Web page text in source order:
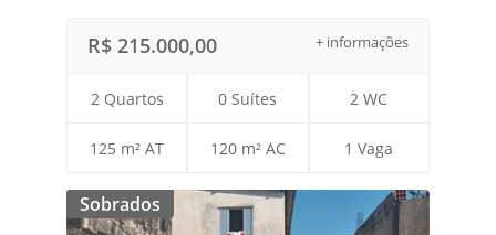
+ informações
R$ 215.000,00
2 Quartos 0 Suítes 2 WC
125 m² AT 120 m² AC 1 Vaga
Sobrados